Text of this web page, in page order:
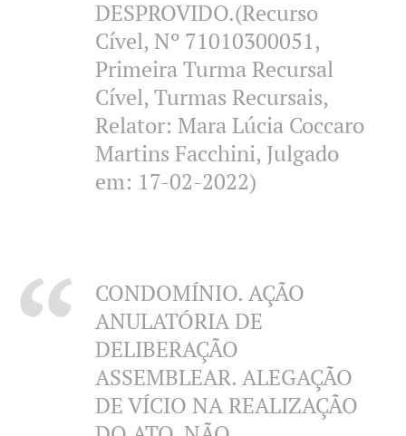
DESPROVIDO.(Recurso
Cível, Nº 71010300051,
Primeira Turma Recursal
Cível, Turmas Recursais,
Relator: Mara Lúcia Coccaro
Martins Facchini, Julgado
em: 17-02-2022)
CONDOMÍNIO. AÇÃO
ANULATÓRIA DE
DELIBERAÇÃO
ASSEMBLEAR. ALEGAÇÃO
DE VÍCIO NA REALIZAÇÃO